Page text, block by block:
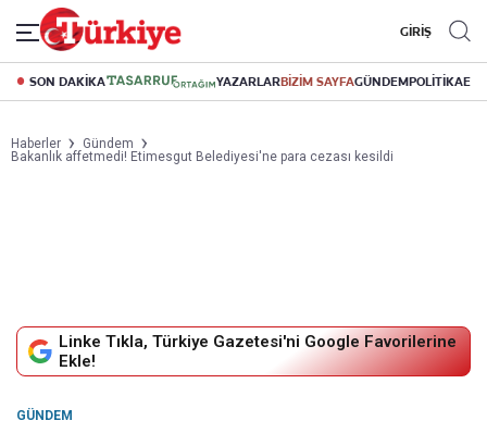
GİRİŞ
SON DAKİKA YAZARLARBİZİM SAYFAGÜNDEMPOLİTİKA
Haberler
Gündem
Bakanlık affetmedi! Etimesgut Belediyesi'ne para cezası kesildi
Linke Tıkla, Türkiye Gazetesi'ni Google Favorilerine
Ekle!
GÜNDEM